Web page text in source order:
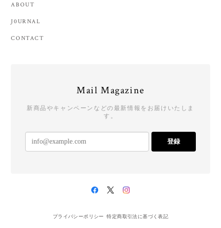
ABOUT
J0URNAL
CONTACT
Mail Magazine
新商品やキャンペーンなどの最新情報をお届けいたしま
す。
登録
プライバシーポリシー 特定商取引法に基づく表記